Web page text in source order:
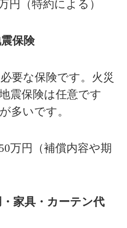
円（特約による）
保険
要な保険です。火災
震保険は任意です
多いです。
万円（補償内容や期
家具・カーテン代